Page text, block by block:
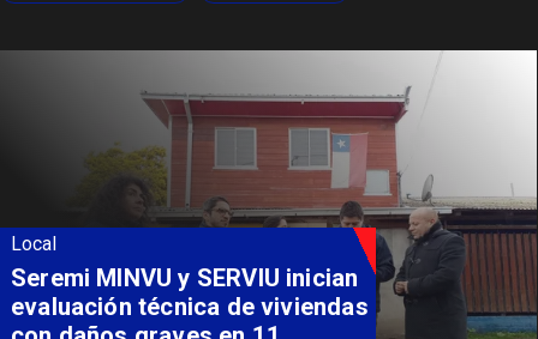
Local
Seremi MINVU y SERVIU inician
evaluación técnica de viviendas